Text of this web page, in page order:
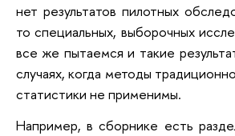
нет результатов пилотных
то специальных, выборочных
все же пытаемся и такие
случаях, когда методы
статистики не применимы.
Например, в сборнике есть